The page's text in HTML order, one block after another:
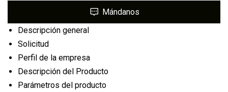
Mándanos
Descripción general
Solicitud
Perfil de la empresa
Descripción del Producto
Parámetros del producto